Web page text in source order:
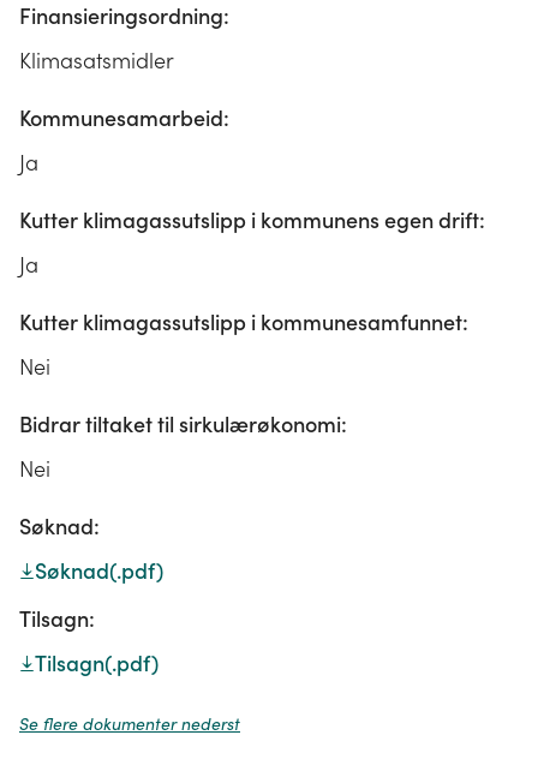
Finansieringsordning:
Klimasatsmidler
Kommunesamarbeid:
Ja
Kutter klimagassutslipp i kommunens egen drift:
Ja
Kutter klimagassutslipp i kommunesamfunnet:
Nei
Bidrar tiltaket til sirkulærøkonomi:
Nei
Søknad:
Søknad(.pdf)
Tilsagn:
Tilsagn(.pdf)
Se flere dokumenter nederst